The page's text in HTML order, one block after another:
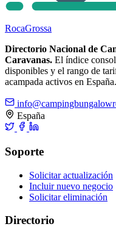
RocaGrossa
Directorio Nacional de
Caravanas. El índice
disponibles y el rango de
acampada activos en España.
España
Soporte
Solicitar actualización
Incluir nuevo negocio
Solicitar eliminación
Directorio